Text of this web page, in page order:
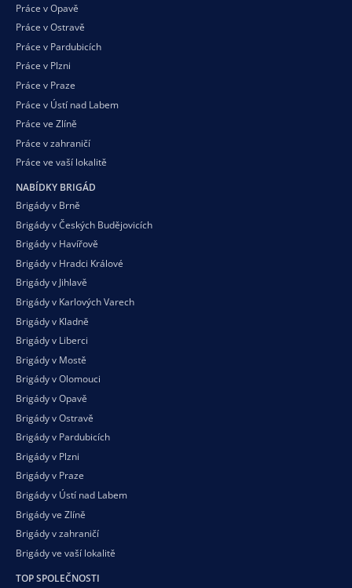
Práce v Opavě
Práce v Ostravě
Práce v Pardubicích
Práce v Plzni
Práce v Praze
Práce v Ústí nad Labem
Práce ve Zlíně
Práce v zahraničí
Práce ve vaší lokalitě
NABÍDKY BRIGÁD
Brigády v Brně
Brigády v Českých Budějovicích
Brigády v Havířově
Brigády v Hradci Králové
Brigády v Jihlavě
Brigády v Karlových Varech
Brigády v Kladně
Brigády v Liberci
Brigády v Mostě
Brigády v Olomouci
Brigády v Opavě
Brigády v Ostravě
Brigády v Pardubicích
Brigády v Plzni
Brigády v Praze
Brigády v Ústí nad Labem
Brigády ve Zlíně
Brigády v zahraničí
Brigády ve vaší lokalitě
TOP SPOLEČNOSTI